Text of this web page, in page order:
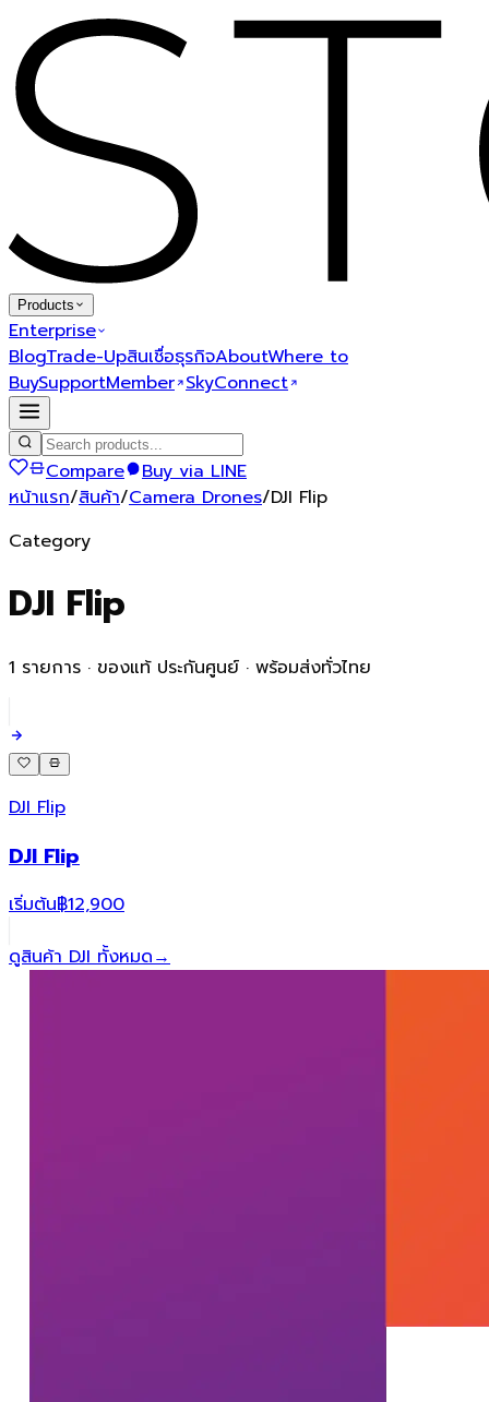
Products
Enterprise
BlogTrade-Upสินเชื่อธุรกิจAboutWhere to
BuySupportMember SkyConnect
Compare
Buy via LINE
หน้าแรก/สินค้า/Camera Drones/DJI Flip
Category
DJI Flip
1 รายการ · ของแท้ ประกันศูนย์ · พร้อมส่งทั่วไทย
DJI Flip
DJI Flip
เริ่มต้น฿12,900
ดูสินค้า DJI ทั้งหมด→